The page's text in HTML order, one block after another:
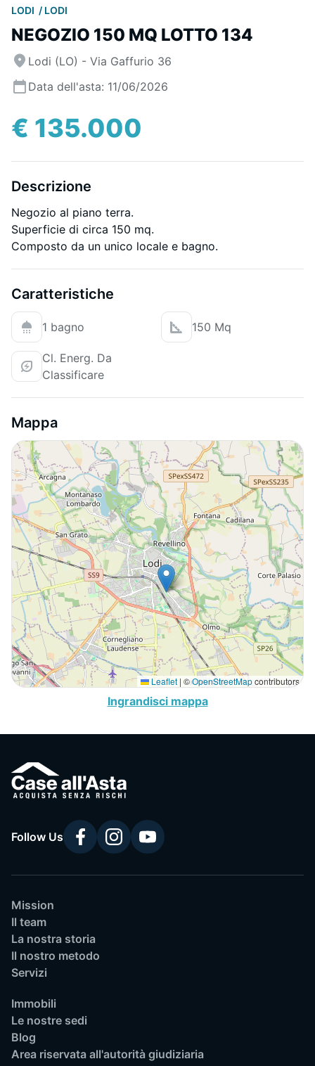
LODI LODI
NEGOZIO 150 MQ LOTTO 134
Lodi (LO) - Via Gaffurio 36
Data dell'asta: 11/06/2026
€ 135.000
Descrizione
Negozio al piano terra.
Superficie di circa 150 mq.
Composto da un unico locale e bagno.
Caratteristiche
1 bagno 150 Mq
Cl. Energ. Da
Classificare
Mappa
Leaflet | ©OpenStreetMapcontributors
Ingrandisci mappa
Follow Us
Mission
Il team
La nostra storia
Il nostro metodo
Servizi
Immobili
Le nostre sedi
Blog
Area riservata all'autorità giudiziaria